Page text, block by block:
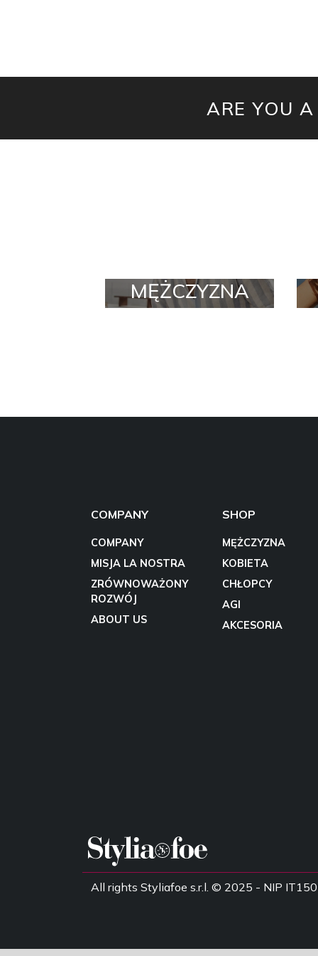
ARE YOU
MĘŻCZYZNA
COMPANY
COMPANY
MISJA LA NOSTRA
ZRÓWNOWAŻONY
ROZWÓJ
ABOUT US
SHOP
MĘŻCZYZNA
KOBIETA
CHŁOPCY
AGI
AKCESORIA
All rights Styliafoe s.r.l. © 2025 - NIP